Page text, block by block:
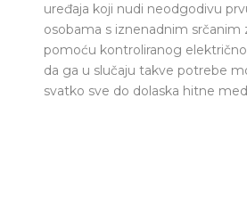
uređaja koji nudi neodgodivu
osobama s iznenadnim srčanim
pomoću kontroliranog
da ga u slučaju takve potrebe
svatko sve do dolaska hitne